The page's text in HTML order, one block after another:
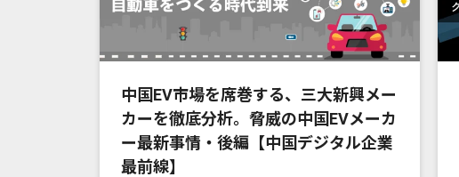
中国EV市場を席巻する、三大新興メー
カーを徹底分析。脅威の中国EVメーカ
ー最新事情・後編【中国デジタル企業
最前線】